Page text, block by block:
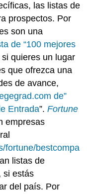
las listas de
prospectos. Por
son una
de “100 mejores
si quieres un lugar
que ofrezca una
de avance,
de”
Entrada”.Fortune
empresas
fortune/bestcompa
listas de
si estás
del país. Por